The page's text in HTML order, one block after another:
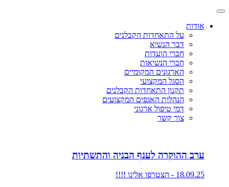
אודות
על התאחדות הקבלנים
דבר הנשיא
חברי הועדות
חברי הנשיאות
הארגונים המקומיים
הסגל המקצועי
תקנון התאחדות הקבלנים
הנהלות האגפים המקצועים
דמי טיפול ארגוני
צור קשר
ערב ההוקרה לענף הבניה והתשתיות
18.09.25 - הצטרפו אלינו !!!!